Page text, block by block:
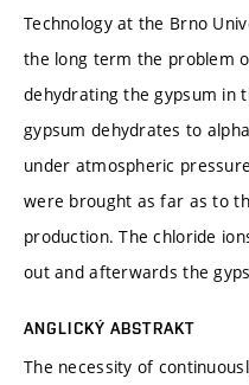
Technology at the Brno
the long term the problem
dehydrating the gypsum in
gypsum dehydrates to
under atmospheric
were brought as far as to
production. The chloride
out and afterwards the
ANGLICKÝ ABSTRAKT
The necessity of